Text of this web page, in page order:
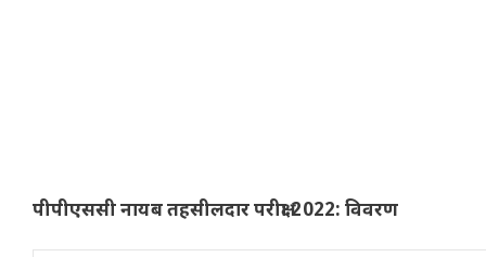
पीपीएससी नायब तहसीलदार परीक्षा 2022: विवरण